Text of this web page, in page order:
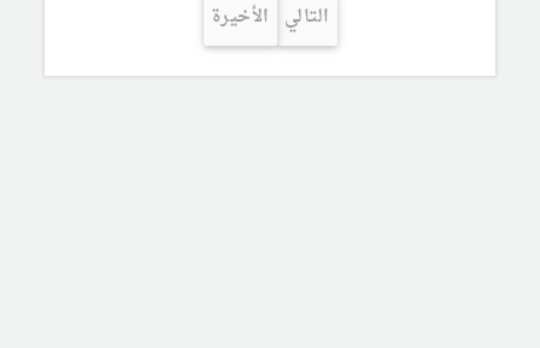
التالي الأخيرة